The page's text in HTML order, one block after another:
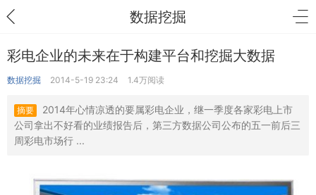
数据挖掘
彩电企业的未来在于构建平台和挖掘大数据
数据挖掘 2014-5-19 23:24 1.4万阅读
摘要
2014年心情凉透的要属彩电企业，继一季度各家彩电上市
公司拿出不好看的业绩报告后，第三方数据公司公布的五一前后三
周彩电市场行 ...